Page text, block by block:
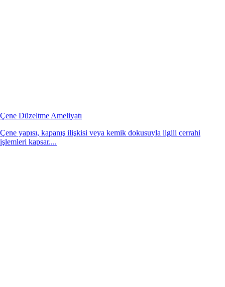
Çene Düzeltme Ameliyatı
Çene yapısı, kapanış ilişkisi veya kemik dokusuyla ilgili cerrahi
işlemleri kapsar....